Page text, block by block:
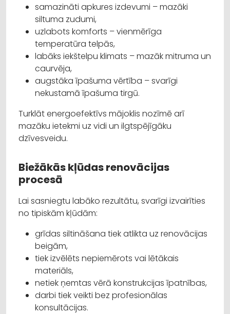
samazināti apkures izdevumi – mazāki
siltuma zudumi,
uzlabots komforts – vienmērīga
temperatūra telpās,
labāks iekštelpu klimats – mazāk mitruma un
caurvēja,
augstāka īpašuma vērtība – svarīgi
nekustamā īpašuma tirgū.
Turklāt energoefektīvs mājoklis nozīmē arī
mazāku ietekmi uz vidi un ilgtspējīgāku
dzīvesveidu.
Biežākās kļūdas renovācijas
procesā
Lai sasniegtu labāko rezultātu, svarīgi izvairīties
no tipiskām kļūdām:
grīdas siltināšana tiek atlikta uz renovācijas
beigām,
tiek izvēlēts nepiemērots vai lētākais
materiāls,
netiek ņemtas vērā konstrukcijas īpatnības,
darbi tiek veikti bez profesionālas
konsultācijas.